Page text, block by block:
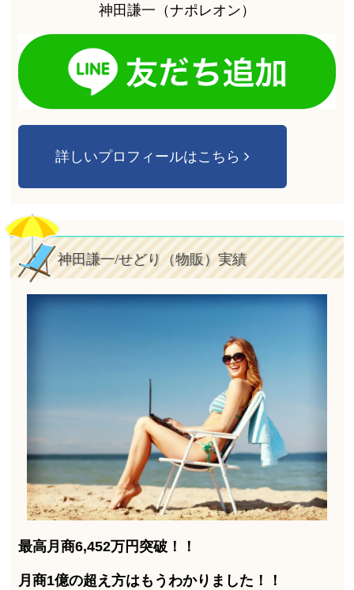
神田謙一（ナポレオン）
詳しいプロフィールはこちら
神田謙一/せどり（物販）実績
最高月商6,452万円突破！！
月商1億の超え方はもうわかりました！！